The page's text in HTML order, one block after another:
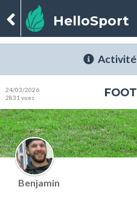
HelloSport
Activité
24/03/2026
2831 vues
Benjamin